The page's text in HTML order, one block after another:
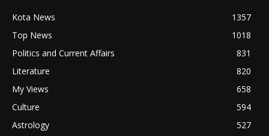
Kota News
1357
Top News
1018
Politics and Current Affairs
831
Literature
820
My Views
658
Culture
594
Astrology
527